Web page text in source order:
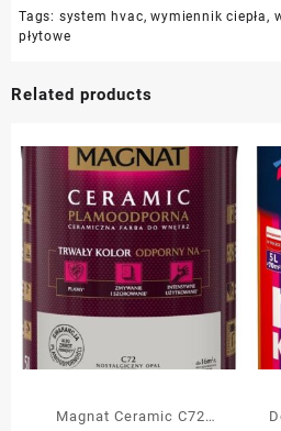
Tags: system hvac,wymiennik ciepła,
płytowe
Related products
Magnat Ceramic C72